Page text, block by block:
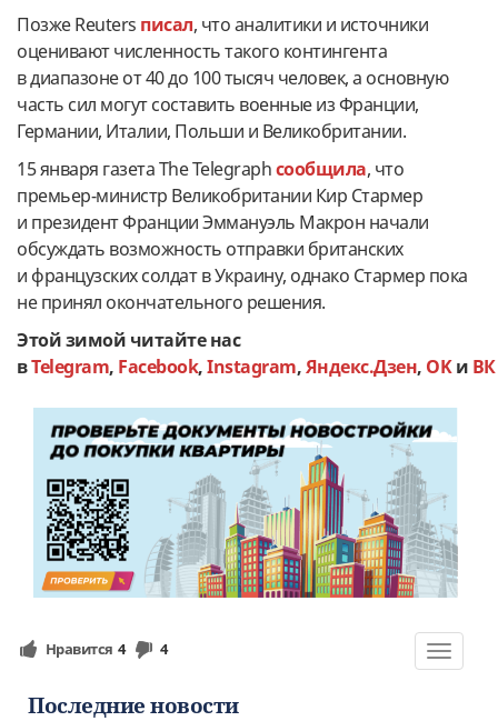
Позже Reuters писал, что аналитики и источники
оценивают численность такого контингента
в диапазоне от 40 до 100 тысяч человек, а основную
часть сил могут составить военные из Франции,
Германии, Италии, Польши и Великобритании.
15 января газета The Telegraphсообщила, что
премьер-министр Великобритании Кир Стармер
и президент Франции Эммануэль Макрон начали
обсуждать возможность отправки британских
и французских солдат в Украину, однако Стармер пока
не принял окончательного решения.
Этой зимой читайте нас
вTelegram, Facebook,Instagram,Яндекс.Дзен, OKи ВК
Toggle
Нравится 4 4
Последние новости